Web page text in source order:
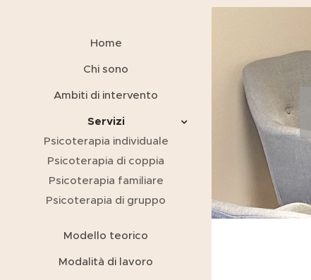
Home
Chi sono
Ambiti di intervento
Servizi
Psicoterapia individuale
Psicoterapia di coppia
Psicoterapia familiare
Psicoterapia di gruppo
Modello teorico
Modalità di lavoro